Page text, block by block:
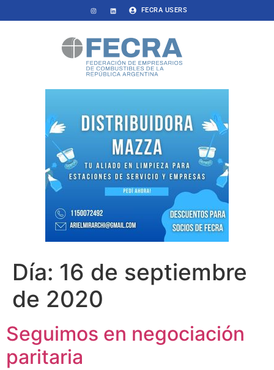
FECRA USERS
Día: 16 de septiembre
de 2020
Seguimos en negociación
paritaria